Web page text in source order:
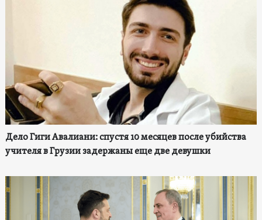
Дело Гиги Авалиани: спустя 10 месяцев после убийства
учителя в Грузии задержаны еще две девушки